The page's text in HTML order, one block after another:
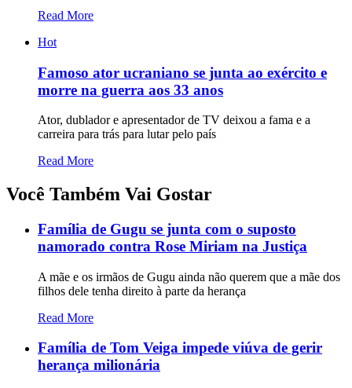
Read More
Hot
Famoso ator ucraniano se junta ao exército e
morre na guerra aos 33 anos
Ator, dublador e apresentador de TV deixou a fama e a
carreira para trás para lutar pelo país
Read More
Você Também Vai Gostar
Família de Gugu se junta com o suposto
namorado contra Rose Miriam na Justiça
A mãe e os irmãos de Gugu ainda não querem que a mãe dos
filhos dele tenha direito à parte da herança
Read More
Família de Tom Veiga impede viúva de gerir
herança milionária